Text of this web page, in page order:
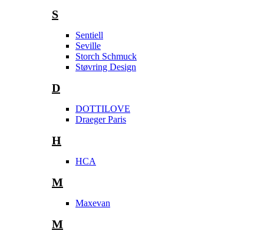
S
Sentiell
Seville
Storch Schmuck
Støvring Design
D
DOTTILOVE
Draeger Paris
H
HCA
M
Maxevan
M